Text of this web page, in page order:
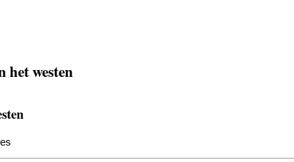
het westen